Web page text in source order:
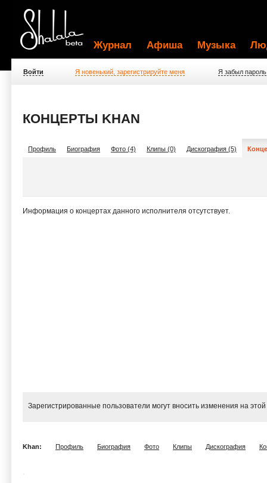
Журнал Афиша Музыка
Войти Я новенький, зарегистрируйте меня Я забыл пароль
КОНЦЕРТЫ KHAN
Профиль Биография Фото (4) Клипы (0) Дискография (5)
Информация о концертах данного исполнителя отсутствует.
Зарегистрированные пользователи могут вносить изменения на
Khan: Профиль Биография Фото Клипы Дискография